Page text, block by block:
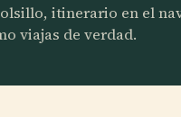
itinerario en el
viajas de verdad.